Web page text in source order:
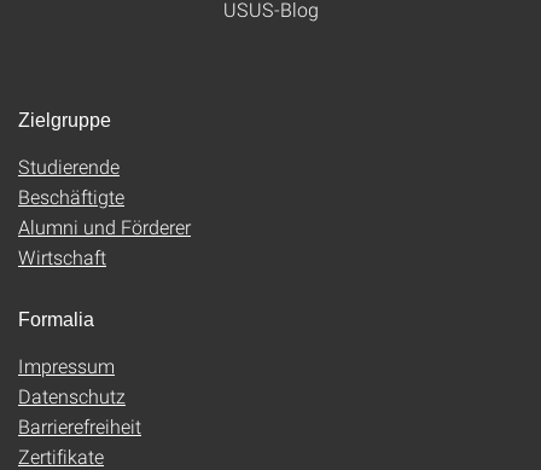
USUS-Blog
Zielgruppe
Studierende
Beschäftigte
Alumni und Förderer
Wirtschaft
Formalia
Impressum
Datenschutz
Barrierefreiheit
Zertifikate